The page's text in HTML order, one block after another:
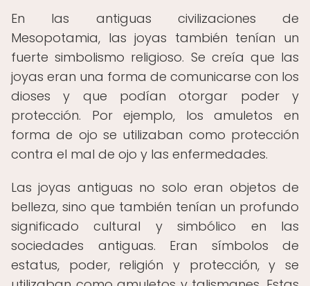
En las antiguas civilizaciones de
Mesopotamia, las joyas también tenían un
fuerte simbolismo religioso. Se creía que las
joyas eran una forma de comunicarse con los
dioses y que podían otorgar poder y
protección. Por ejemplo, los amuletos en
forma de ojo se utilizaban como protección
contra el mal de ojo y las enfermedades.
Las joyas antiguas no solo eran objetos de
belleza, sino que también tenían un profundo
significado cultural y simbólico en las
sociedades antiguas. Eran símbolos de
estatus, poder, religión y protección, y se